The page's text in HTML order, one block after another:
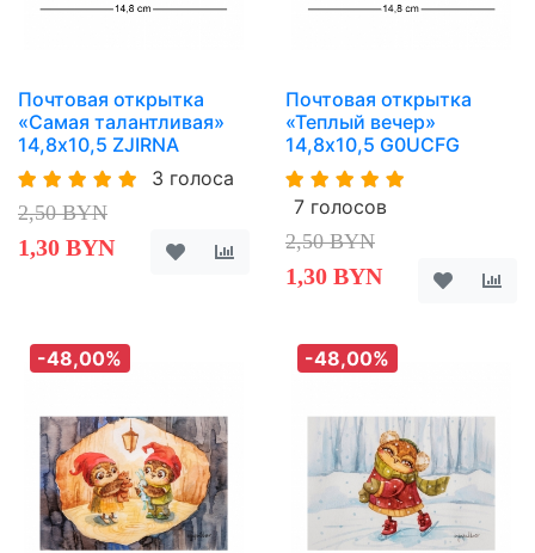
Почтовая открытка
«Самая талантливая»
14,8х10,5 ZJIRNA
3 голоса
2,50 BYN
1,30 BYN
Почтовая открытка
«Теплый вечер»
14,8х10,5 G0UCFG
7 голосов
2,50 BYN
1,30 BYN
-48,00% -48,00%